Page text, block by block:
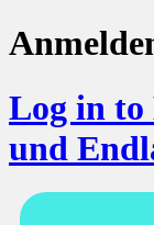
Log in
und